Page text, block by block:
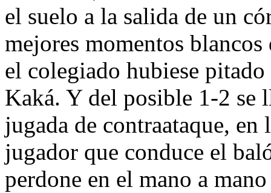
el suelo a la salida de un
mejores momentos
el colegiado hubiese
Kaká. Y del posible 1-2 se
jugada de contraataque, en
jugador que conduce el
perdone en el mano a